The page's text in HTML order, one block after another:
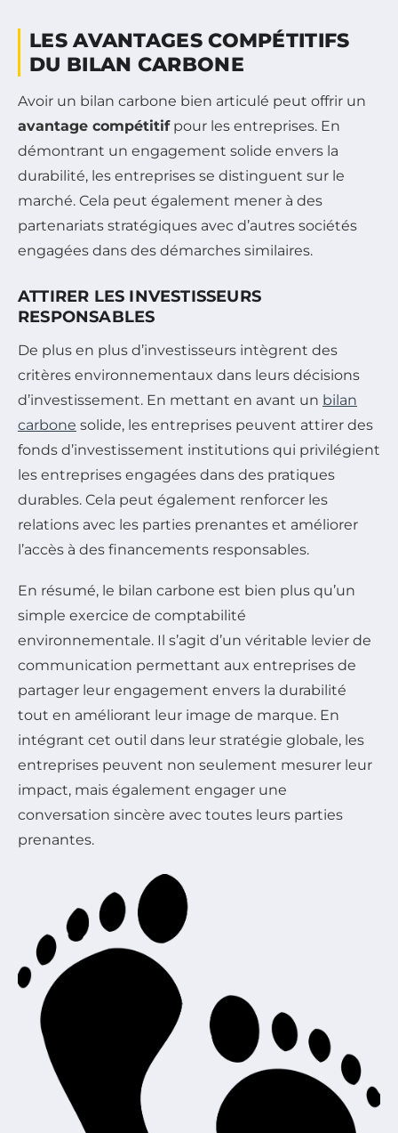
LES AVANTAGES COMPÉTITIFS
DU BILAN CARBONE
Avoir un bilan carbone bien articulé peut offrir un
avantage compétitifpour les entreprises. En
démontrant un engagement solide envers la
durabilité, les entreprises se distinguent sur le
marché. Cela peut également mener à des
partenariats stratégiques avec d’autres sociétés
engagées dans des démarches similaires.
ATTIRER LES INVESTISSEURS
RESPONSABLES
De plus en plus d’investisseurs intègrent des
critères environnementaux dans leurs décisions
d’investissement. En mettant en avant un bilan
carbone solide, les entreprises peuvent attirer des
fonds d’investissement institutions qui privilégient
les entreprises engagées dans des pratiques
durables. Cela peut également renforcer les
relations avec les parties prenantes et améliorer
l’accès à des financements responsables.
En résumé, le bilan carbone est bien plus qu’un
simple exercice de comptabilité
environnementale. Il s’agit d’un véritable levier de
communication permettant aux entreprises de
partager leur engagement envers la durabilité
tout en améliorant leur image de marque. En
intégrant cet outil dans leur stratégie globale, les
entreprises peuvent non seulement mesurer leur
impact, mais également engager une
conversation sincère avec toutes leurs parties
prenantes.